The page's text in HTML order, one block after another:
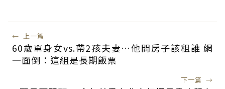
← 上一篇
60歲單身女vs.帶2孩夫妻…他問房子該租誰 網
一面倒：這組是長期飯票
下一篇 →